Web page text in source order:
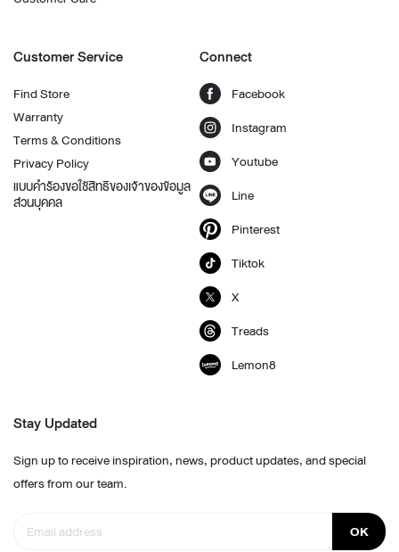
Customer Service
Find Store
Warranty
Terms & Conditions
Privacy Policy
แบบคำร้องขอใช้สิทธิของเจ้าของข้อมูล
ส่วนบุคคล
Connect
Facebook
Instagram
Youtube
Line
Pinterest
Tiktok
X
Treads
Lemon8
Stay Updated
Sign up to receive inspiration, news, product updates, and special
offers from our team.
OK